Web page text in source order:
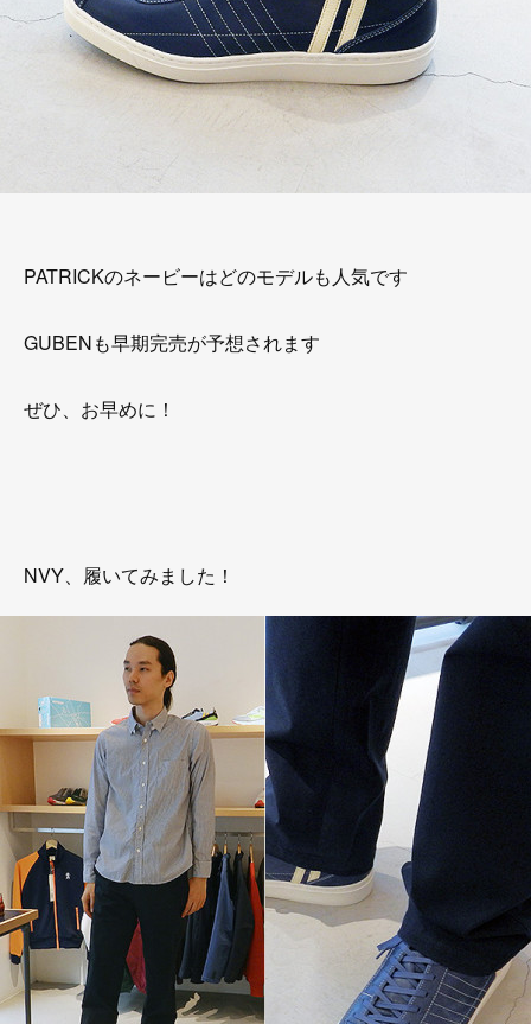
PATRICKのネービーはどのモデルも人気です
GUBENも早期完売が予想されます
ぜひ、お早めに！
NVY、履いてみました！